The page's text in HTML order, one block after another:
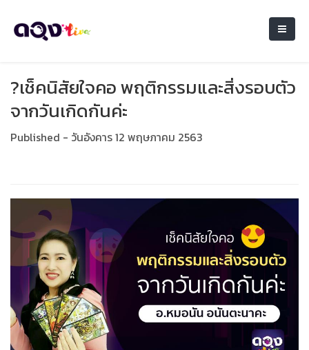
?เช็คนิสัยใจคอ พฤติกรรมและสิ่งรอบตัว
จากวันเกิดกันค่ะ
Published - วันอังคาร 12 พฤษภาคม 2563